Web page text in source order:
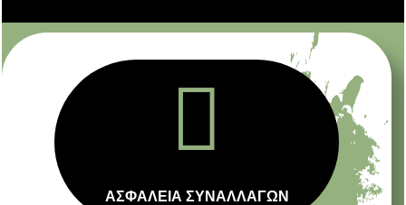

ΑΣΦΑΛΕΙΑ ΣΥΝΑΛΛΑΓΩΝ